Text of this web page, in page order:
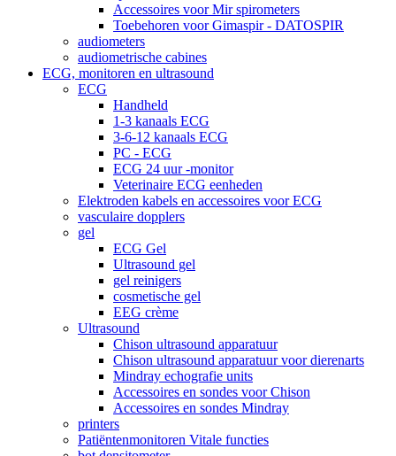
Accessoires voor Mir spirometers
Toebehoren voor Gimaspir - DATOSPIR
audiometers
audiometrische cabines
ECG, monitoren en ultrasound
ECG
Handheld
1-3 kanaals ECG
3-6-12 kanaals ECG
PC - ECG
ECG 24 uur -monitor
Veterinaire ECG eenheden
Elektroden kabels en accessoires voor ECG
vasculaire dopplers
gel
ECG Gel
Ultrasound gel
gel reinigers
cosmetische gel
EEG crème
Ultrasound
Chison ultrasound apparatuur
Chison ultrasound apparatuur voor dierenarts
Mindray echografie units
Accessoires en sondes voor Chison
Accessoires en sondes Mindray
printers
Patiëntenmonitoren Vitale functies